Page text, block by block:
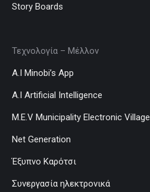
Story Boards
Τεχνολογία – Μέλλον
A.I Minobi’s App
A.I Artificial Intelligence
M.E.V Municipality Electronic Village
Net Generation
Έξυπνο Καρότσι
Συνεργασία ηλεκτρονικά